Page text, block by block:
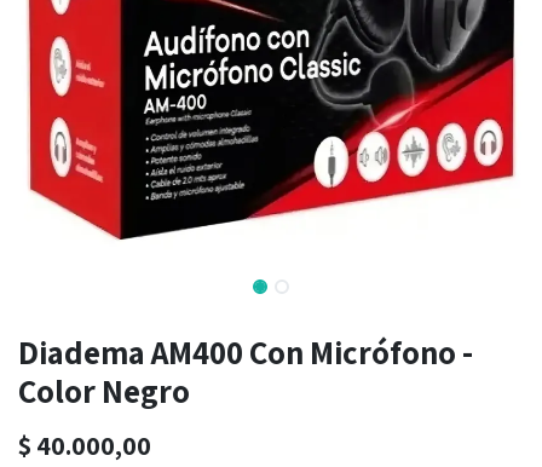
Diadema AM400 Con Micrófono -
Color Negro
$ 40.000,00